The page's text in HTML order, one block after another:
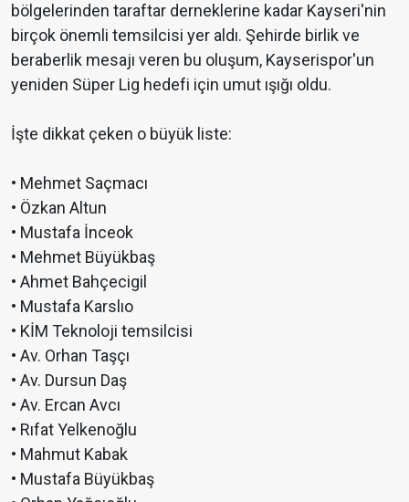
bölgelerinden taraftar derneklerine kadar Kayseri'nin
birçok önemli temsilcisi yer aldı. Şehirde birlik ve
beraberlik mesajı veren bu oluşum, Kayserispor'un
yeniden Süper Lig hedefi için umut ışığı oldu.
İşte dikkat çeken o büyük liste:
• Mehmet Saçmacı
• Özkan Altun
• Mustafa İnceok
• Mehmet Büyükbaş
• Ahmet Bahçecigil
• Mustafa Karslıo
• KİM Teknoloji temsilcisi
• Av. Orhan Taşçı
• Av. Dursun Daş
• Av. Ercan Avcı
• Rıfat Yelkenoğlu
• Mahmut Kabak
• Mustafa Büyükbaş